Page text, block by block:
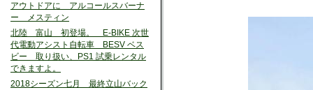
アウトドアに アルコールスバーナ
ー メスティン
北陸 富山 初登場。 E-BIKE 次世
代電動アシスト自転車 BESV ベス
ビー 取り扱い、PS1 試乗レンタル
できますよ。
2018シーズン七月 最終立山バック